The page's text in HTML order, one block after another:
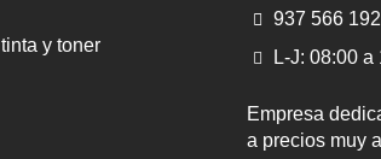
y toner
937 566 192
L-J: 08:00
Empresa
a precios muy